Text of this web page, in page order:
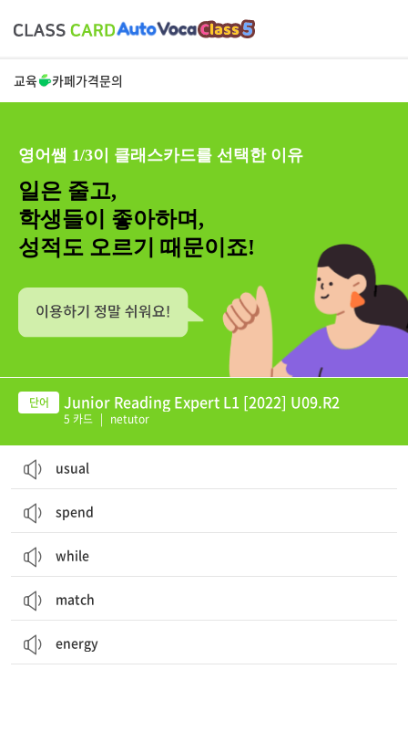
교육 카페가격문의
영어쌤 1/3이 클래스카드를 선택한 이유
일은 줄고,
학생들이 좋아하며,
성적도 오르기 때문이죠!
Junior Reading Expert L1 [2022] U09.R2
5 카드 | netutor
usual
spend
while
match
energy